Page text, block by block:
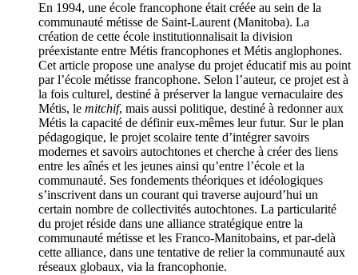
En 1994, une école francophone était créée au sein de la
communauté métisse de Saint-Laurent (Manitoba). La
création de cette école institutionnalisait la division
préexistante entre Métis francophones et Métis anglophones.
Cet article propose une analyse du projet éducatif mis au point
par l’école métisse francophone. Selon l’auteur, ce projet est à
la fois culturel, destiné à préserver la langue vernaculaire des
Métis, le mitchif, mais aussi politique, destiné à redonner aux
Métis la capacité de définir eux-mêmes leur futur. Sur le plan
pédagogique, le projet scolaire tente d’intégrer savoirs
modernes et savoirs autochtones et cherche à créer des liens
entre les aînés et les jeunes ainsi qu’entre l’école et la
communauté. Ses fondements théoriques et idéologiques
s’inscrivent dans un courant qui traverse aujourd’hui un
certain nombre de collectivités autochtones. La particularité
du projet réside dans une alliance stratégique entre la
communauté métisse et les Franco-Manitobains, et par-delà
cette alliance, dans une tentative de relier la communauté aux
réseaux globaux, via la francophonie.